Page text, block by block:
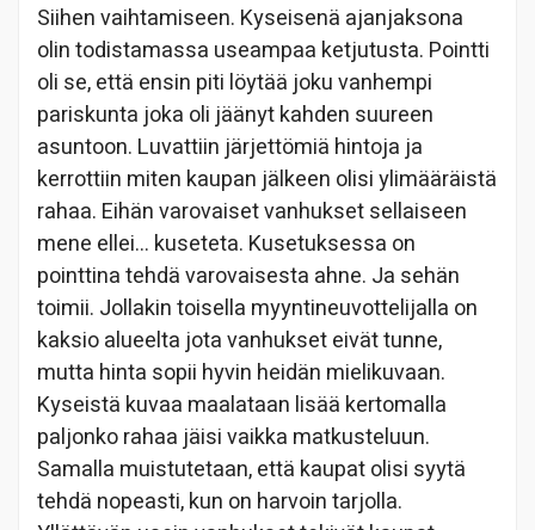
Siihen vaihtamiseen. Kyseisenä ajanjaksona
olin todistamassa useampaa ketjutusta. Pointti
oli se, että ensin piti löytää joku vanhempi
pariskunta joka oli jäänyt kahden suureen
asuntoon. Luvattiin järjettömiä hintoja ja
kerrottiin miten kaupan jälkeen olisi ylimääräistä
rahaa. Eihän varovaiset vanhukset sellaiseen
mene ellei… kuseteta. Kusetuksessa on
pointtina tehdä varovaisesta ahne. Ja sehän
toimii. Jollakin toisella myyntineuvottelijalla on
kaksio alueelta jota vanhukset eivät tunne,
mutta hinta sopii hyvin heidän mielikuvaan.
Kyseistä kuvaa maalataan lisää kertomalla
paljonko rahaa jäisi vaikka matkusteluun.
Samalla muistutetaan, että kaupat olisi syytä
tehdä nopeasti, kun on harvoin tarjolla.